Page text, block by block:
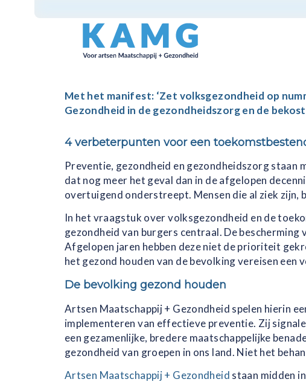
Met het manifest: ‘Zet volksgezondheid op
Gezondheid in de gezondheidszorg en de
4 verbeterpunten voor een
Preventie, gezondheid en gezondheidszorg staan
dat nog meer het geval dan in de afgelopen
overtuigend onderstreept. Mensen die al ziek
In het vraagstuk over volksgezondheid en de
gezondheid van burgers centraal. De
Afgelopen jaren hebben deze niet de prioriteit
het gezond houden van de bevolking vereisen
De bevolking gezond houden
Artsen Maatschappij + Gezondheid spelen hierin
implementeren van effectieve preventie. Zij
een gezamenlijke, bredere maatschappelijke
gezondheid van groepen in ons land. Niet het
Artsen Maatschappij + Gezondheid staan midden